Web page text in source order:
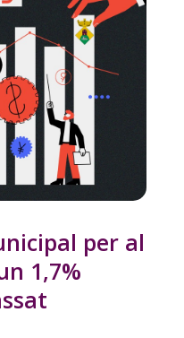
per al
1,7%